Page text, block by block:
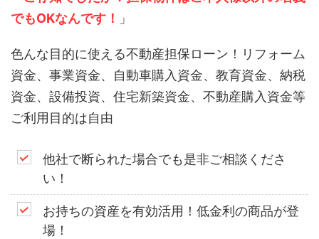
でもOKなんです！
」
色んな目的に使える不動産担保ローン！リフォーム
資金、事業資金、自動車購入資金、教育資金、納税
資金、設備投資、住宅新築資金、不動産購入資金等
ご利用目的は自由
他社で断られた場合でも是非ご相談くださ
い！
お持ちの資産を有効活用！低金利の商品が登
場！